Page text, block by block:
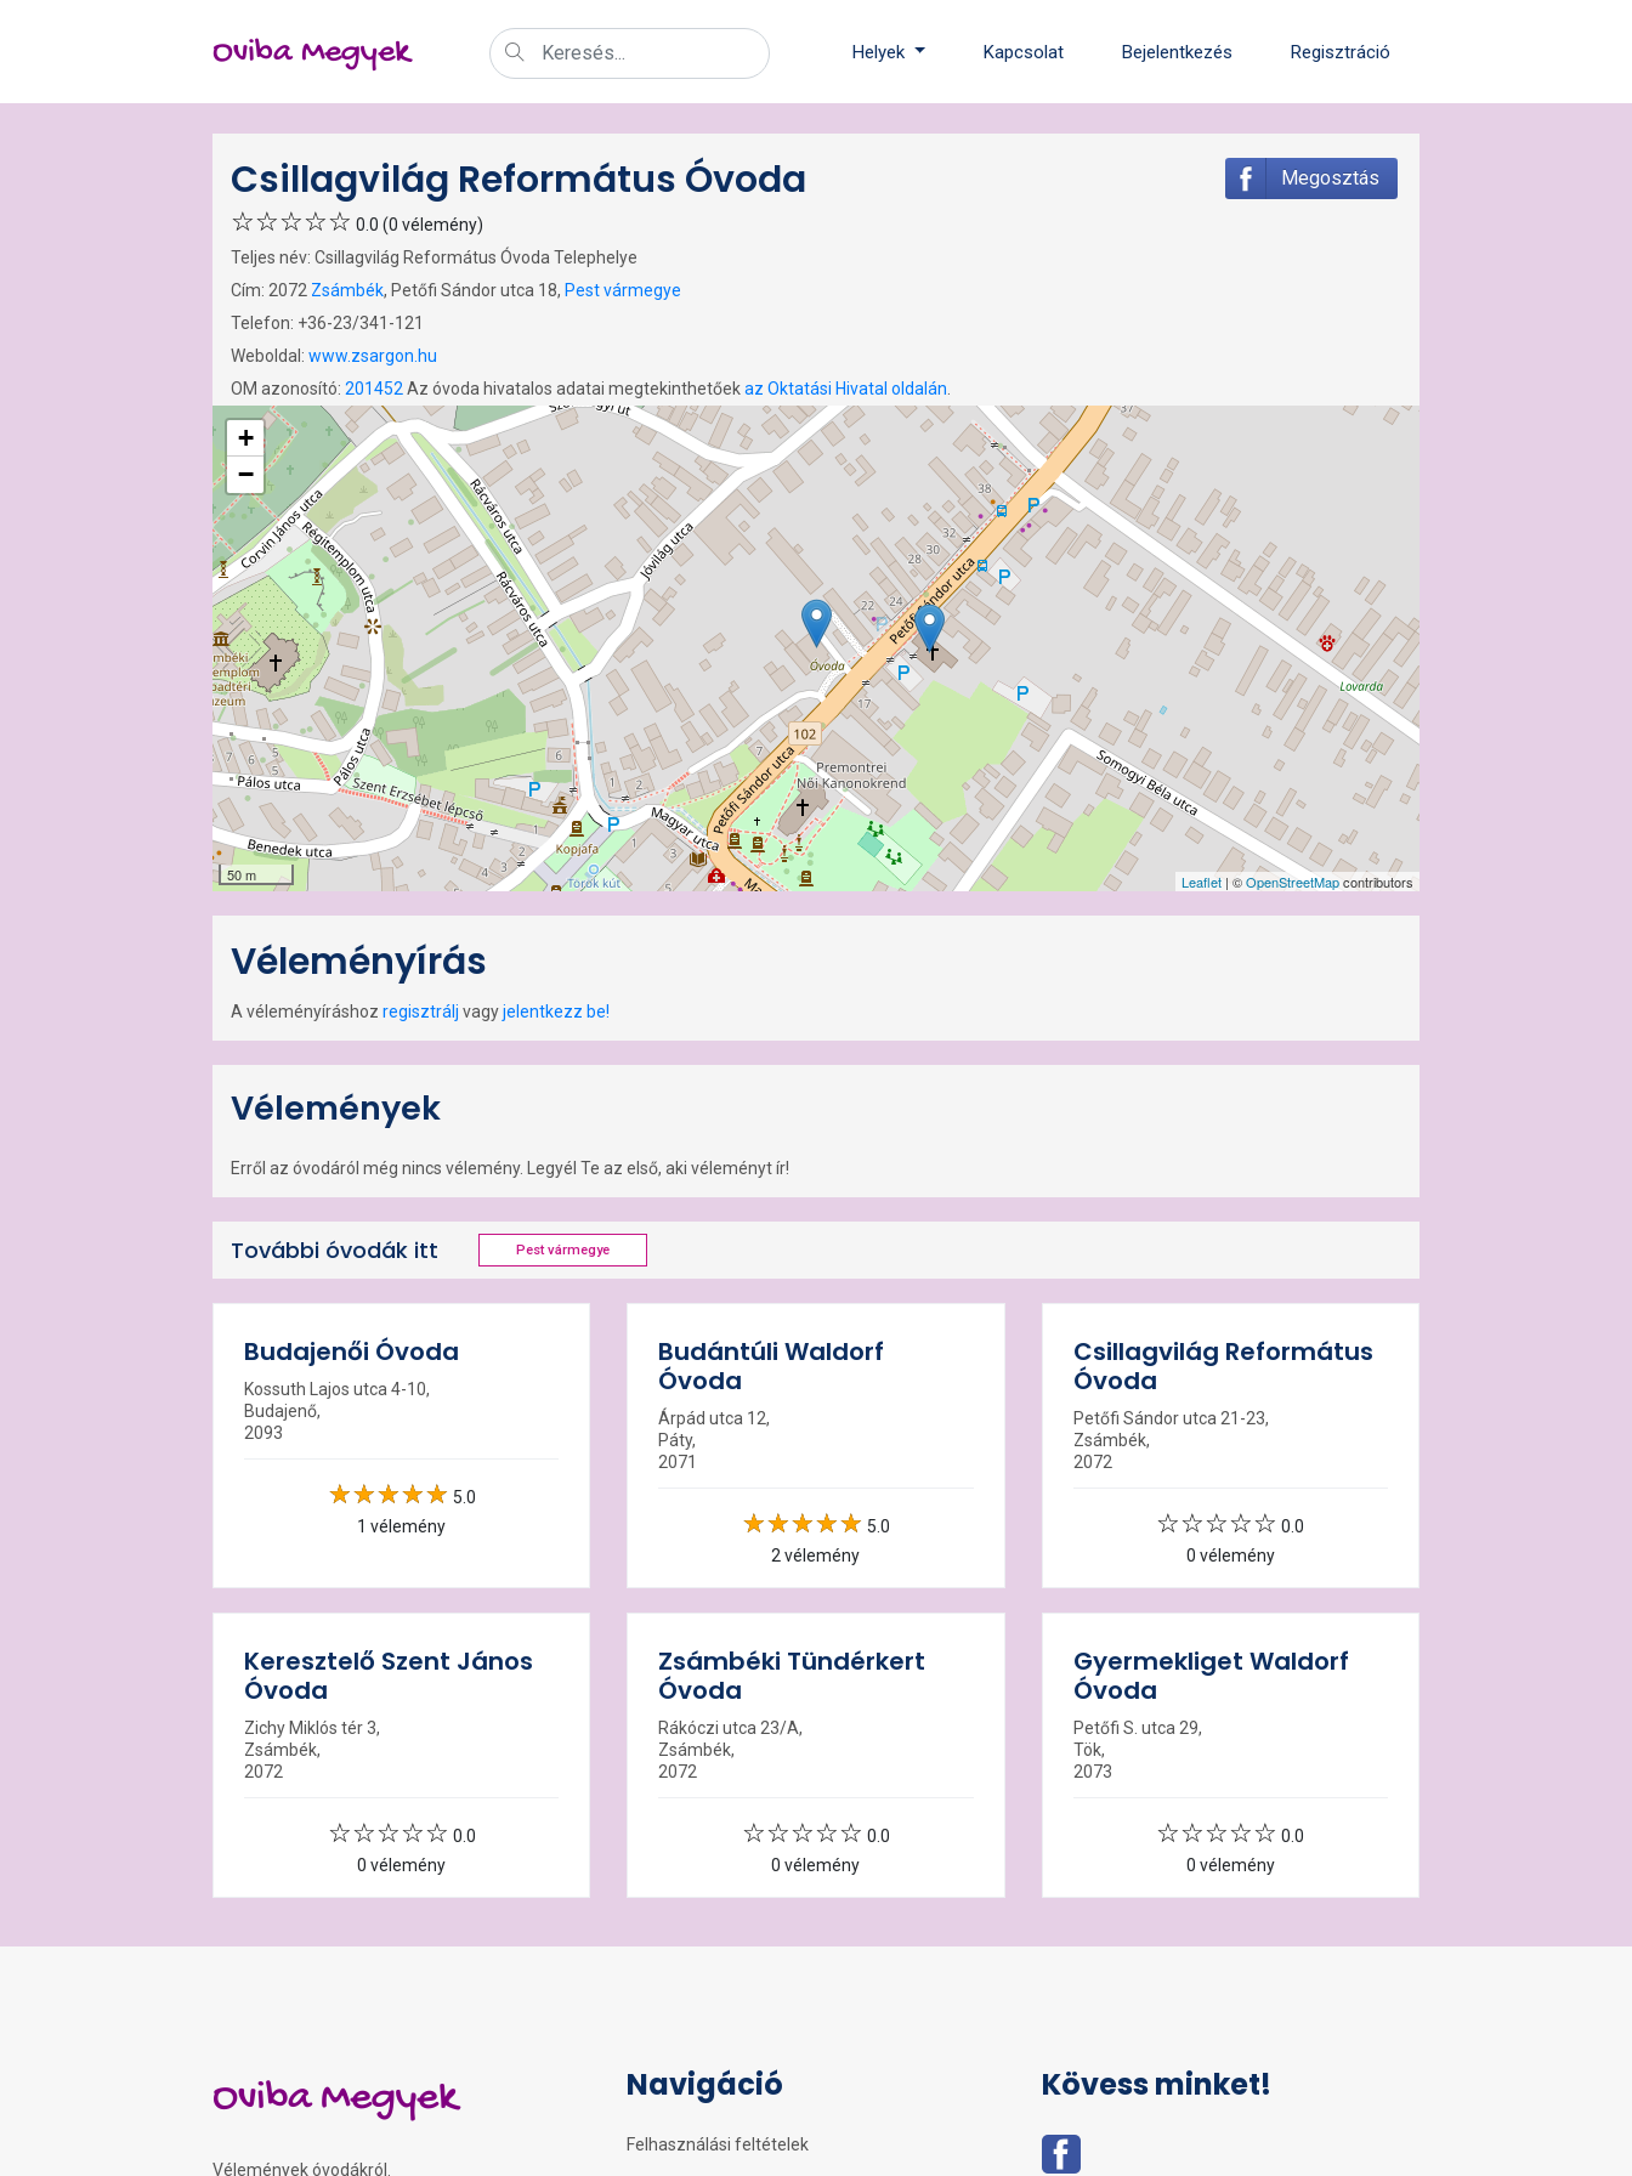
Oviba Megyek Helyek Kapcsolat Bejelentkezés Regisztráció
Csillagvilág Református Óvoda Megosztás
0.0 (0 vélemény)
Teljes név: Csillagvilág Református Óvoda Telephelye
Cím: 2072 Zsámbék, Petőfi Sándor utca 18, Pest vármegye
Telefon: +36-23/341-121
Weboldal: www.zsargon.hu
OM azonosító: 201452 Az óvoda hivatalos adatai megtekinthetőekaz Oktatási Hivatal oldalán
+
−
50 m Leaflet | ©OpenStreetMapcontributors
Véleményírás
A véleményíráshoz regisztrálj vagyjelentkezz be!
Vélemények
Erről az óvodáról még nincs vélemény. Legyél Te az első, aki véleményt ír!
További óvodák itt Pest vármegye
Budajenői Óvoda
Kossuth Lajos utca 4-10,
Budajenő,
2093
5.0
1 vélemény
Budántúli Waldorf
Óvoda
Árpád utca 12,
Páty,
2071
5.0
2 vélemény
Csillagvilág Református
Óvoda
Petőfi Sándor utca 21-23,
Zsámbék,
2072
0.0
0 vélemény
Keresztelő Szent János
Óvoda
Zichy Miklós tér 3,
Zsámbék,
2072
0.0
0 vélemény
Zsámbéki Tündérkert
Óvoda
Rákóczi utca 23/A,
Zsámbék,
2072
0.0
0 vélemény
Gyermekliget Waldorf
Óvoda
Petőfi S. utca 29,
Tök,
2073
0.0
0 vélemény
Oviba Megyek
Vélemények óvodákról.
Navigáció
Felhasználási feltételek
Kövess minket!